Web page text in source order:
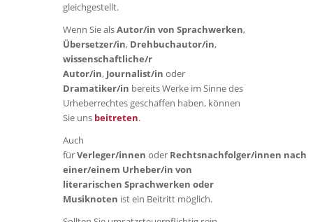
gleichgestellt.
Wenn Sie alsAutor/in von Sprachwerken,
Übersetzer/in, Drehbuchautor/in,
wissenschaftliche/r
Autor/in, Journalist/in oder
Dramatiker/in bereits Werke im Sinne des
Urheberrechtes geschaffen haben, können
Sie uns beitreten.
Auch
fürVerleger/innen oder Rechtsnachfolger/innen nach
einer/einem Urheber/in von
literarischen Sprachwerken oder
Musiknoten ist ein Beitritt möglich.